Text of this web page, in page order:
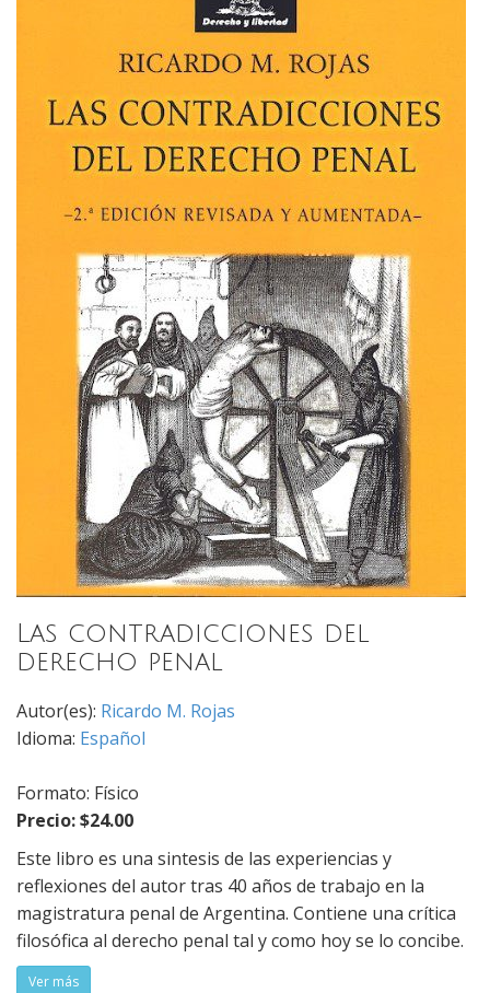
Las contradicciones del
derecho penal
Autor(es): Ricardo M. Rojas
Idioma: Español
Formato: Físico
Precio: $24.00
Este libro es una sintesis de las experiencias y
reflexiones del autor tras 40 años de trabajo en la
magistratura penal de Argentina. Contiene una crítica
filosófica al derecho penal tal y como hoy se lo concibe.
Ver más